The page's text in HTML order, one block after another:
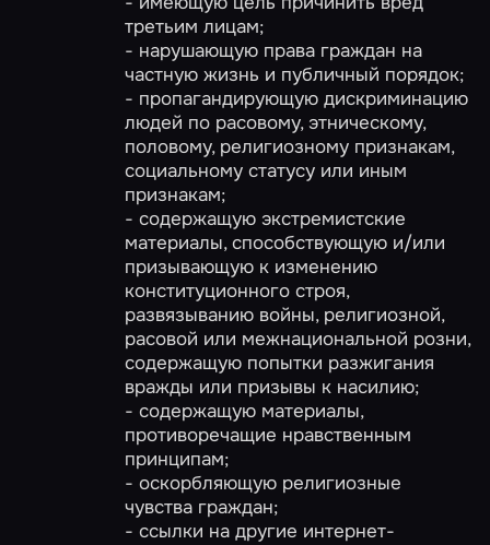
третьим лицам;
- нарушающую права граждан на
частную жизнь и публичный порядок;
- пропагандирующую дискриминацию
людей по расовому, этническому,
половому, религиозному признакам,
социальному статусу или иным
признакам;
- содержащую экстремистские
материалы, способствующую и/или
призывающую к изменению
конституционного строя,
развязыванию войны, религиозной,
расовой или межнациональной розни,
содержащую попытки разжигания
вражды или призывы к насилию;
- содержащую материалы,
противоречащие нравственным
принципам;
- оскорбляющую религиозные
чувства граждан;
- ссылки на другие интернет-